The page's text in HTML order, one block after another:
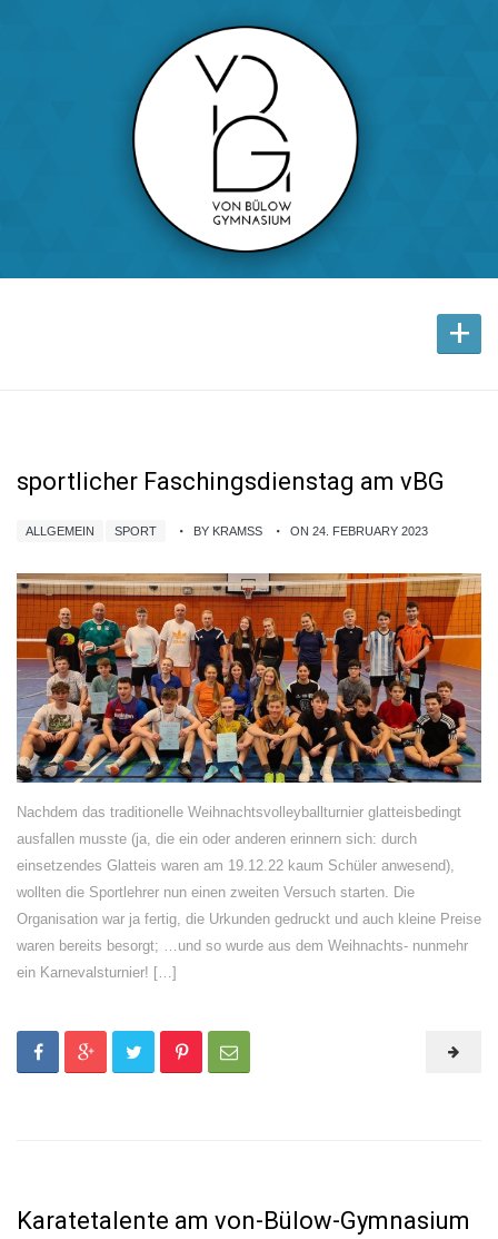
+
sportlicher Faschingsdienstag am vBG
ALLGEMEIN SPORT BY KRAMSS ON 24. FEBRUARY 2023
Nachdem das traditionelle Weihnachtsvolleyballturnier glatteisbedingt
ausfallen musste (ja, die ein oder anderen erinnern sich: durch
einsetzendes Glatteis waren am 19.12.22 kaum Schüler anwesend),
wollten die Sportlehrer nun einen zweiten Versuch starten. Die
Organisation war ja fertig, die Urkunden gedruckt und auch kleine Preise
waren bereits besorgt; …und so wurde aus dem Weihnachts- nunmehr
ein Karnevalsturnier! […]
Karatetalente am von-Bülow-Gymnasium